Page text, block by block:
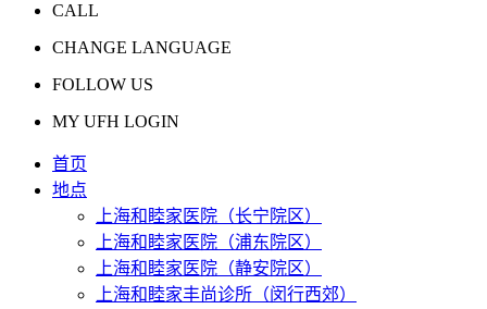
CALL
CHANGE LANGUAGE
FOLLOW US
MY UFH LOGIN
首页
地点
上海和睦家医院（长宁院区）
上海和睦家医院（浦东院区）
上海和睦家医院（静安院区）
上海和睦家丰尚诊所（闵行西郊）